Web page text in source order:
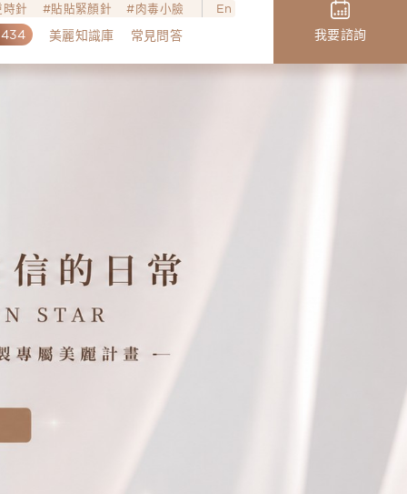
針 貼貼緊顏針 肉毒小臉 En
美麗知識庫 常見問答 我要諮詢